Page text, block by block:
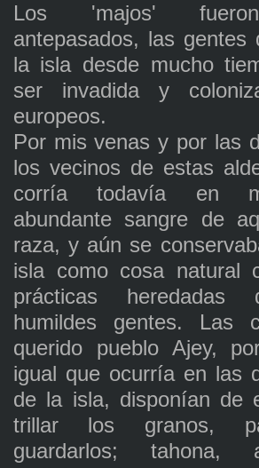
Los 'majos'
antepasados, las gentes
la isla desde mucho
ser invadida y
europeos.
Por mis venas y por las
los vecinos de estas
corría todavía en
abundante sangre de
raza, y aún se
isla como cosa natural
prácticas heredadas
humildes gentes. Las
querido pueblo Ajey,
igual que ocurría en las
de la isla, disponían de
trillar los granos,
guardarlos; tahona,